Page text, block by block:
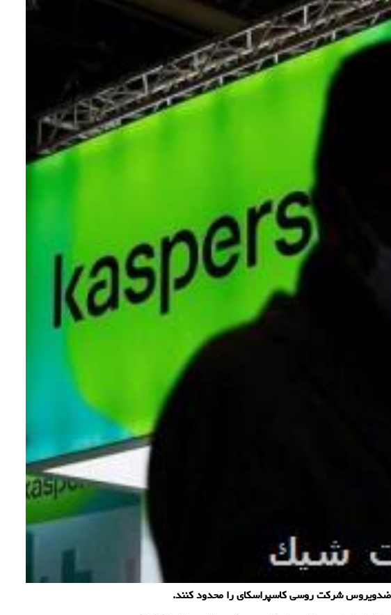
ضدویروس شرکت روسی کاسپراسکای را محدود کنند.